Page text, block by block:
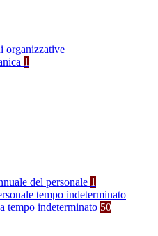
organizzative
1
del personale 1
tempo indeterminato
tempo indeterminato 50